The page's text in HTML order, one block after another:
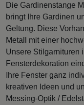
Die Gardinenstange
bringt Ihre Gardinen
Geltung. Diese
Metall mit einer
Unsere Stilgarnituren
Fensterdekoration
Ihre Fenster ganz
kreativen Ideen und
Messing-Optik /